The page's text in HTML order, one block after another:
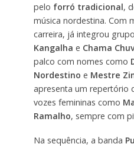
pelo forró tradicional,
música nordestina. Com
carreira, já integrou
Kangalha e Chama
palco com nomes como
Nordestino e Mestre
apresenta um repertório
vozes femininas como
Ramalho, sempre com
Na sequência, a banda